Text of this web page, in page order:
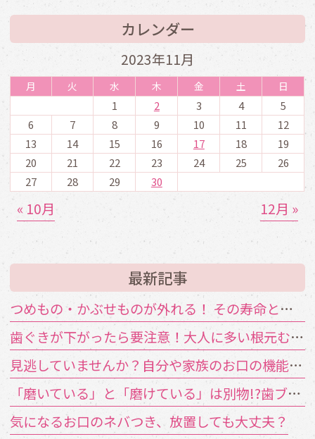
カレンダー
2023年11月
月 火 水 木 金 土 日
1 2 3 4
5
6
7 8 9 10 11
12
13
14 15 16 17 18
19
20
21 22 23 24 25
26
27
28 29 30
« 10月 12月 »
最新記事
つめもの・かぶせものが外れる！ その寿命と原因は？
歯ぐきが下がったら要注意！大人に多い根元むし歯
見逃していませんか？自分や家族のお口の機能低下のサイン
「磨いている」と「磨けている」は別物!?歯ブラシが届かない汚れの対策
気になるお口のネバつき、放置しても大丈夫？